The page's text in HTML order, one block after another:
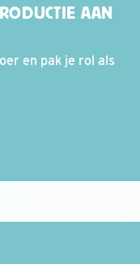
AAN
en pak je rol als